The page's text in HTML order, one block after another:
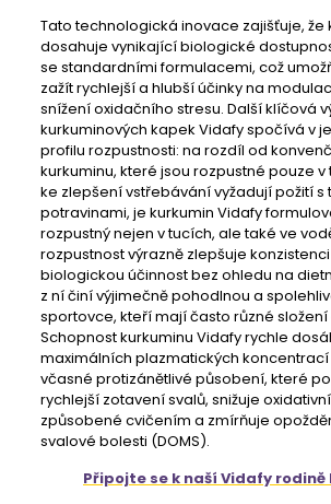
Tato technologická inovace zajišťuje, že
dosahuje vynikající biologické
se standardními formulacemi, což
zažít rychlejší a hlubší účinky na
snížení oxidačního stresu. Další klíčová
kurkuminových kapek Vidafy spočívá v
profilu rozpustnosti: na rozdíl od
kurkuminu, které jsou rozpustné pouze
ke zlepšení vstřebávání vyžadují požití s
potravinami, je kurkumin Vidafy
rozpustný nejen v tucích, ale také ve
rozpustnost výrazně zlepšuje
biologickou účinnost bez ohledu na
z ní činí výjimečně pohodlnou a
sportovce, kteří mají často různé složení
Schopnost kurkuminu Vidafy rychle
maximálních plazmatických koncentrací
včasné protizánětlivé působení, které
rychlejší zotavení svalů, snižuje
způsobené cvičením a zmírňuje
svalové bolesti (DOMS).
Připojte se k naší Vidafy